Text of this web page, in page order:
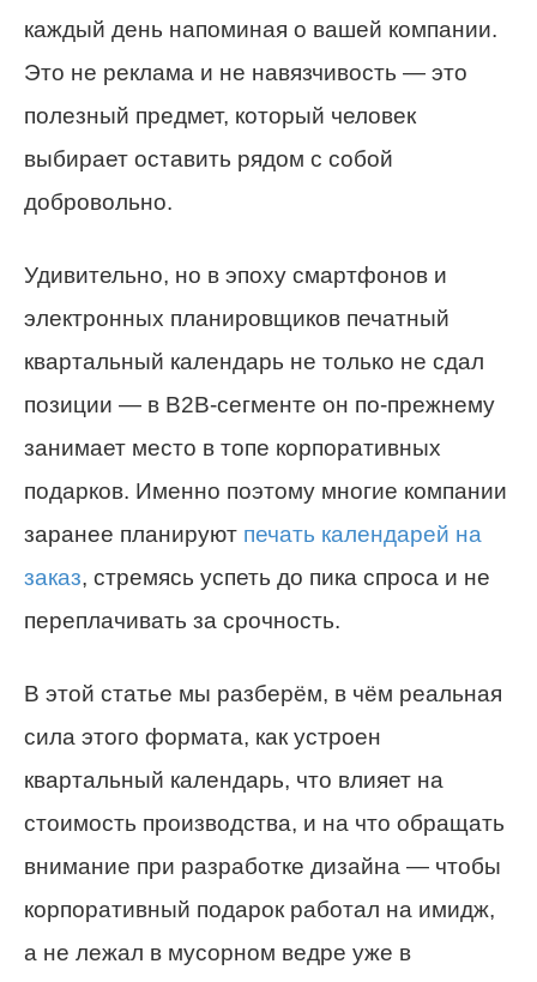
каждый день напоминая о вашей компании.
Это не реклама и не навязчивость — это
полезный предмет, который человек
выбирает оставить рядом с собой
добровольно.
Удивительно, но в эпоху смартфонов и
электронных планировщиков печатный
квартальный календарь не только не сдал
позиции — в B2B-сегменте он по-прежнему
занимает место в топе корпоративных
подарков. Именно поэтому многие компании
заранее планируют печать календарей на
заказ, стремясь успеть до пика спроса и не
переплачивать за срочность.
В этой статье мы разберём, в чём реальная
сила этого формата, как устроен
квартальный календарь, что влияет на
стоимость производства, и на что обращать
внимание при разработке дизайна — чтобы
корпоративный подарок работал на имидж,
а не лежал в мусорном ведре уже в